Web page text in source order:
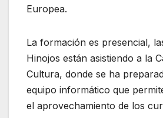
Europea.
La formación es presencial,
Hinojos están asistiendo a la
Cultura, donde se ha
equipo informático que
el aprovechamiento de los